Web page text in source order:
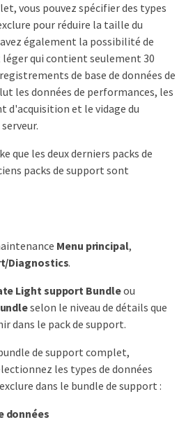
vous pouvez spécifier des types
pour réduire la taille du
également la possibilité de
léger qui contient seulement 30
de base de données de
les données de performances, les
d'acquisition et le vidage du
que les deux derniers packs de
packs de support sont
Menu principal,
Diagnostics.
Light support Bundleou
selon le niveau de détails que
dans le pack de support.
de support complet,
les types de données
dans le bundle de support :
données